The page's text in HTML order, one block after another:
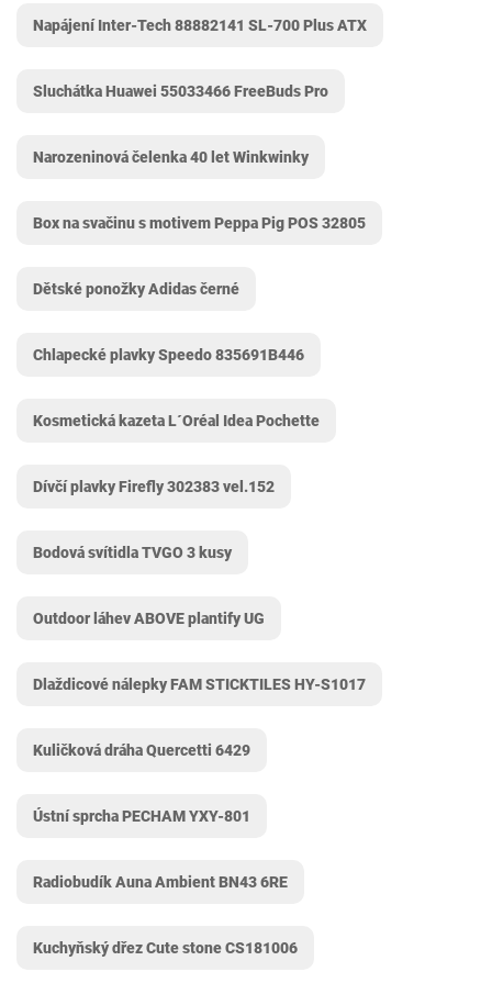
Napájení Inter-Tech 88882141 SL-700 Plus ATX
Sluchátka Huawei 55033466 FreeBuds Pro
Narozeninová čelenka 40 let Winkwinky
Box na svačinu s motivem Peppa Pig POS 32805
Dětské ponožky Adidas černé
Chlapecké plavky Speedo 835691B446
Kosmetická kazeta L´Oréal Idea Pochette
Dívčí plavky Firefly 302383 vel.152
Bodová svítidla TVGO 3 kusy
Outdoor láhev ABOVE plantify UG
Dlaždicové nálepky FAM STICKTILES ‎HY-S1017
Kuličková dráha Quercetti 6429
Ústní sprcha PECHAM YXY-801
Radiobudík Auna Ambient BN43 6RE
Kuchyňský dřez Cute stone CS181006